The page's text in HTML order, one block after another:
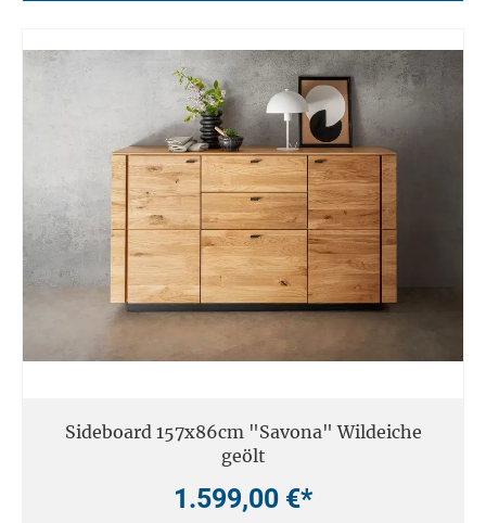
Sideboard 157x86cm "Savona" Wildeiche
geölt
1.599,00 €*